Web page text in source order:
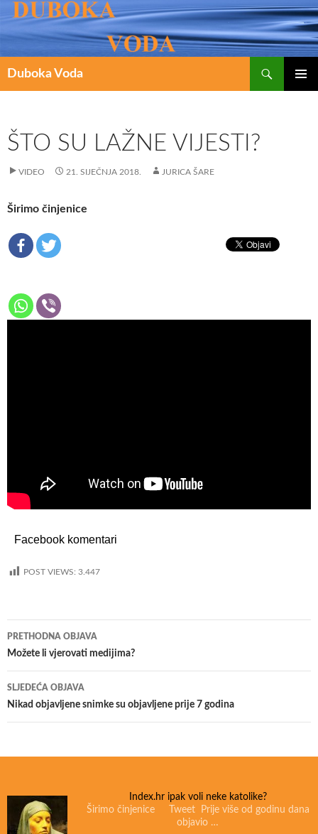
Duboka Voda
Pretraži
ŠTO SU LAŽNE VIJESTI?
VIDEO 21. SIJEČNJA 2018. JURICA ŠARE
Širimo činjenice
Facebook komentari
POST VIEWS: 3.447
Navigacija
objava
PRETHODNA OBJAVA
Možete li vjerovati medijima?
SLJEDEĆA OBJAVA
Nikad objavljene snimke su objavljene prije 7 godina
Index.hr ipak voli neke katolike?
Širimo činjenice Tweet Prije više od godinu dana
objavio …